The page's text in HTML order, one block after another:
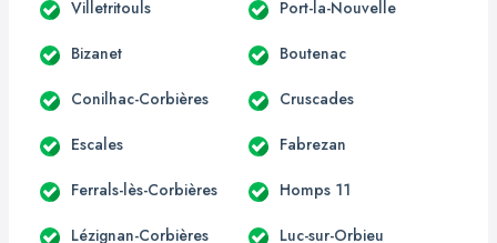
Villetritouls Port-la-Nouvelle
Bizanet Boutenac
Conilhac-Corbières Cruscades
Escales Fabrezan
Ferrals-lès-Corbières Homps 11
Lézignan-Corbières Luc-sur-Orbieu